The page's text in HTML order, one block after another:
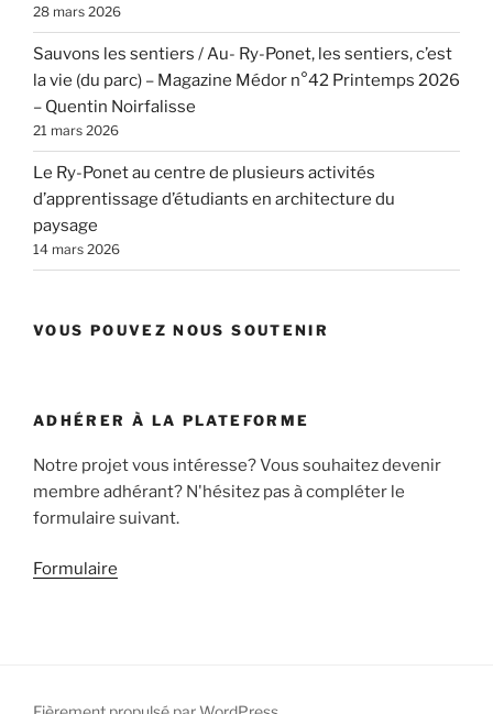
28 mars 2026
Sauvons les sentiers / Au- Ry-Ponet, les sentiers, c’est
la vie (du parc) – Magazine Médor n°42 Printemps 2026
– Quentin Noirfalisse
21 mars 2026
Le Ry-Ponet au centre de plusieurs activités
d’apprentissage d’étudiants en architecture du
paysage
14 mars 2026
VOUS POUVEZ NOUS SOUTENIR
ADHÉRER À LA PLATEFORME
Notre projet vous intéresse? Vous souhaitez devenir
membre adhérant? N'hésitez pas à compléter le
formulaire suivant.
Formulaire